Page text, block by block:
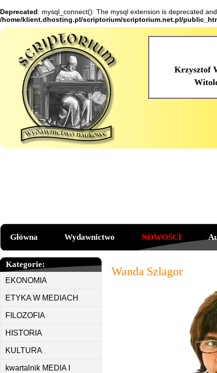
Deprecated: mysql_connect(): The mysql extension is deprecated
/home/klient.dhosting.pl/scriptorium/scriptorium.net.pl/
Krzysztof
Główna Wydawnictwo NOWOŚCI
Kategorie:
EKONOMIA
ETYKA W MEDIACH
FILOZOFIA
HISTORIA
KULTURA
kwartalnik MEDIA I
Wanda Szlagor